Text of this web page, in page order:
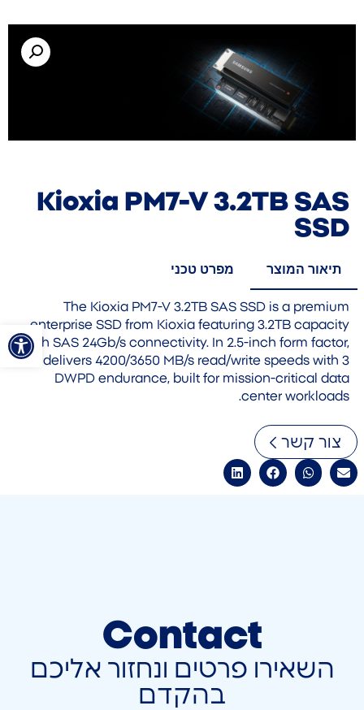
פתח
Kioxia PM7-V 3.2TB SAS
SSD
תיאור המוצר מפרט טכני
The Kioxia PM7-V 3.2TB SAS SSD is a premium
enterprise SSD from Kioxia featuring 3.2TB capacity
with SAS 24Gb/s connectivity. In 2.5-inch form factor,
it delivers 4200/3650 MB/s read/write speeds with 3
DWPD endurance, built for mission-critical data
center workloads.
צור קשר
Contact
השאירו פרטים ונחזור אליכם
בהקדם